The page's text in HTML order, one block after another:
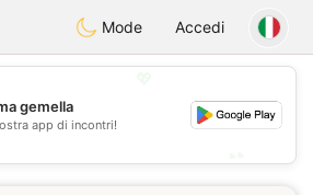
日本Chat
Mode Accedi
💕
gemella
app di incontri!